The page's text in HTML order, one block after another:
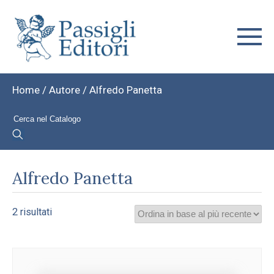
Home / Autore / Alfredo Panetta
Alfredo Panetta
2 risultatiOrdina